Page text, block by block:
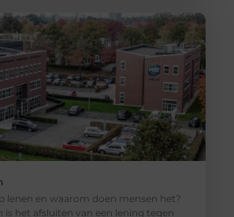
lenen en waarom doen mensen het?
is het afsluiten van een lening tegen